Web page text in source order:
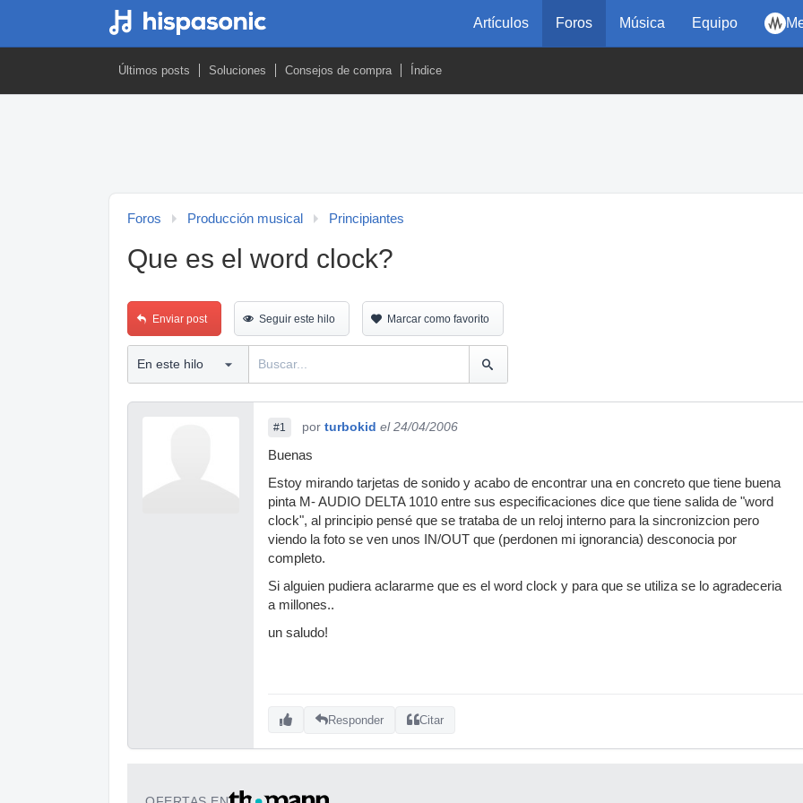
Artículos Foros Música Equipo
Últimos posts Soluciones Consejos de compra Índice
Foros Producción musical Principiantes
Que es el word clock?
Enviar post Seguir este hilo Marcar como favorito
#1 por turbokid el 24/04/2006
Buenas
Estoy mirando tarjetas de sonido y acabo de encontrar una en concreto que tiene buena
pinta M- AUDIO DELTA 1010 entre sus especificaciones dice que tiene salida de "word
clock", al principio pensé que se trataba de un reloj interno para la sincronizcion pero
viendo la foto se ven unos IN/OUT que (perdonen mi ignorancia) desconocia por
completo.
Si alguien pudiera aclararme que es el word clock y para que se utiliza se lo agradeceria
a millones..
un saludo!
Responder Citar